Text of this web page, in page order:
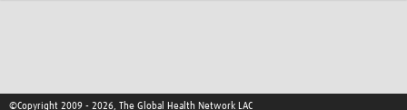
©Copyright 2009 - 2026, The Global Health Network LAC